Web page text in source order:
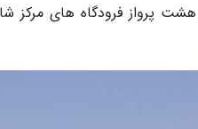
پرواز فرودگاه های مرکز